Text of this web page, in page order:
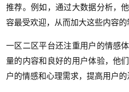
推荐。例如，通过大数据分析，
容最受欢迎，从而加大这些内容的
一区二区平台还注重用户的情感
量的内容和良好的用户体验，他
户的情感和心理需求，提高用户的